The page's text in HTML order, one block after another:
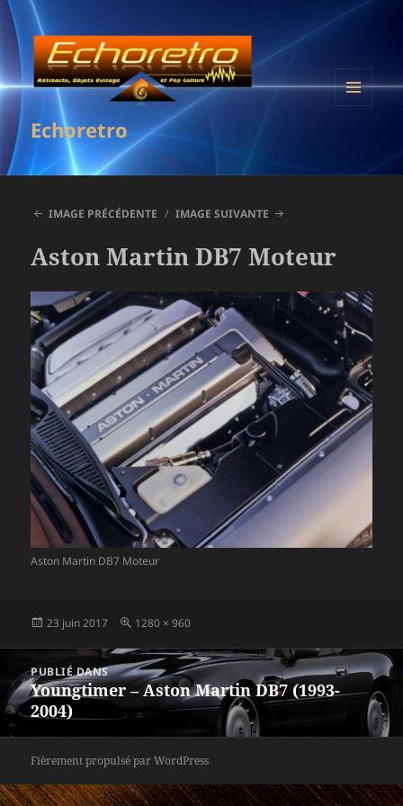
Echoretro
IMAGE PRÉCÉDENTE IMAGE SUIVANTE
Aston Martin DB7 Moteur
Aston Martin DB7 Moteur
Publié
23 juin 2017
Taille
1280 × 960
de
l’article
PUBLIÉ DANS
Youngtimer – Aston Martin DB7 (1993-
2004)
Fièrement propulsé par WordPress